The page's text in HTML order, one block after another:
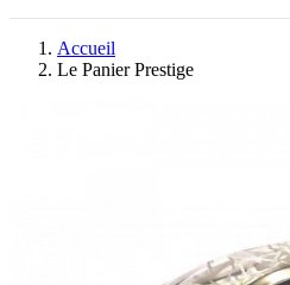
Accueil
Le Panier Prestige